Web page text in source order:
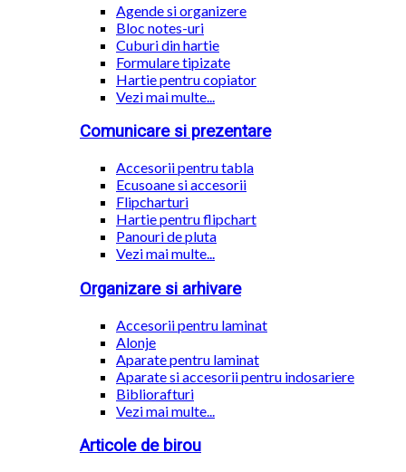
Agende si organizere
Bloc notes-uri
Cuburi din hartie
Formulare tipizate
Hartie pentru copiator
Vezi mai multe...
Comunicare si prezentare
Accesorii pentru tabla
Ecusoane si accesorii
Flipcharturi
Hartie pentru flipchart
Panouri de pluta
Vezi mai multe...
Organizare si arhivare
Accesorii pentru laminat
Alonje
Aparate pentru laminat
Aparate si accesorii pentru indosariere
Bibliorafturi
Vezi mai multe...
Articole de birou